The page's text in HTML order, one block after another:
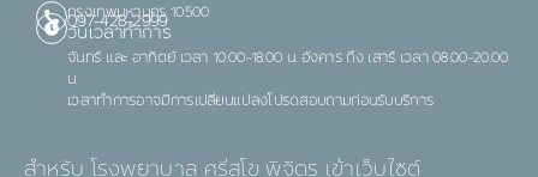
กรุงเทพมหานคร 10500
097-428-2999
วันเวลาทำการ
จันทร์ และ อาทิตย์ เวลา 10.00-18.00 น. อังคาร ถึง เสาร์ เวลา 08.00-20.00
น.
เวลาทำการอาจมีการเปลี่ยนแปลงโปรดสอบถามก่อนรับบริการ
สำหรับ โรงพยาบาล ศรีสุโข พิจิตร เข้าเว็บไซต์